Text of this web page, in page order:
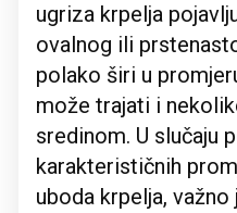
ugriza krpelja
ovalnog ili
polako širi u
može trajati i
sredinom. U slučaju
karakterističnih
uboda krpelja,